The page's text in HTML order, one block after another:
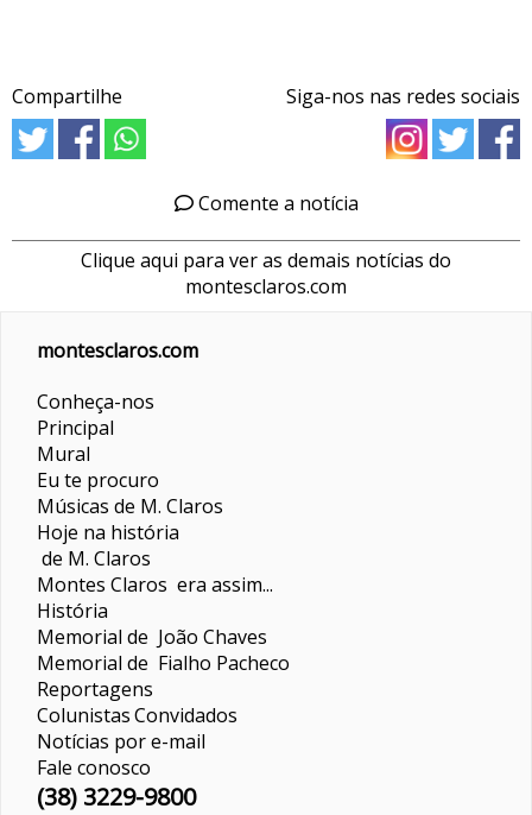
Compartilhe Siga-nos nas redes sociais
Comente a notícia
Clique aqui para ver as demais notícias do
montesclaros.com
montesclaros.com
Conheça-nos
Principal
Mural
Eu te procuro
Músicas de M. Claros
Hoje na história
de M. Claros
Montes Claros era assim...
História
Memorial de João Chaves
Memorial de Fialho Pacheco
Reportagens
ColunistasConvidados
Notícias por e-mail
Fale conosco
(38) 3229-9800